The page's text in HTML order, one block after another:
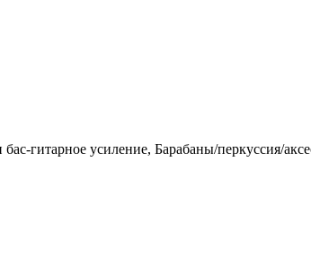
гитарное усиление, Барабаны/перкуссия/